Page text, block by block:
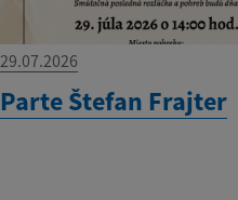
29.07.2026
Parte Štefan Frajter